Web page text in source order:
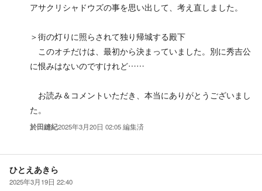
アサクリシャドウズの事を思い出して、考え直しました。
＞街の灯りに照らされて独り帰城する殿下
このオチだけは、最初から決まっていました。別に秀吉公
に恨みはないのですけれど……
お読み＆コメントいただき、本当にありがとうございまし
た。
於田縫紀2025年3月20日 02:05編集済
ひとえあきら
2025年3月19日 22:40